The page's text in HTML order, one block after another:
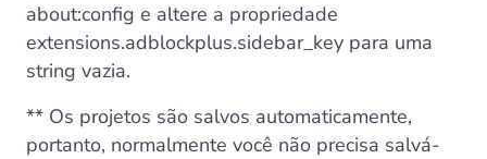
about:config e altere a propriedade
extensions.adblockplus.sidebar_key para uma
string vazia.
** Os projetos são salvos automaticamente,
portanto, normalmente você não precisa salvá-